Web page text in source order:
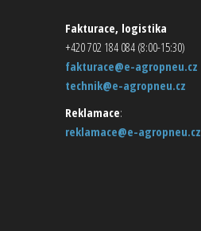
Fakturace, logistika
+420 702 184 084 (8:00-15:30)
fakturace@e-agropneu.cz
technik@e-agropneu.cz
Reklamace:
reklamace@e-agropneu.cz